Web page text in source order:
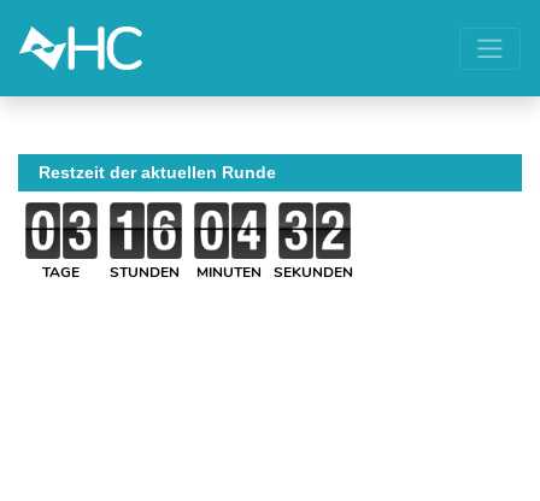
Restzeit der aktuellen Runde
TAGE STUNDEN MINUTEN SEKUNDEN